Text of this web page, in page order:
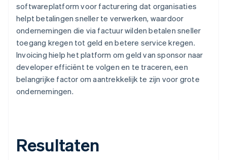
softwareplatform voor facturering dat organisaties
helpt betalingen sneller te verwerken, waardoor
ondernemingen die via factuur wilden betalen sneller
toegang kregen tot geld en betere service kregen.
Invoicing hielp het platform om geld van sponsor naar
developer efficiënt te volgen en te traceren, een
belangrijke factor om aantrekkelijk te zijn voor grote
ondernemingen.
Resultaten